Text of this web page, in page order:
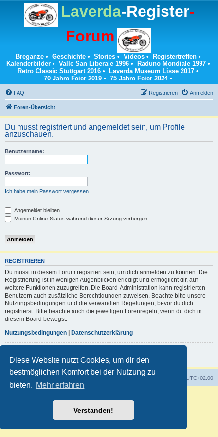
Diese Website nutzt Cookies, um dir den
bestmöglichen Komfort bei der Nutzung zu
bieten. Mehr erfahren
Verstanden!
Laverda-Register-
Forum
Breganze• Geschichte• Stories• Videos• Registertreffen•
Kalenderbilder• Valle San Liberale 1996• Raduno Mondiale 1997•
Retro Classic Stuttgart 2016 • Laverda Museum Lisse 2017 •
70 Jahre Feier 2019 • 75 Jahre Feier 2024•
FAQ Anmelden
Registrieren
Foren-Übersicht
Du musst registriert und angemeldet sein, um Profile
anzuschauen.
Benutzername:
Passwort:
Ich habe mein Passwort vergessen
Angemeldet bleiben
Meinen Online-Status während dieser Sitzung verbergen
REGISTRIEREN
Du musst in diesem Forum registriert sein, um dich anmelden zu können. Die
Registrierung ist in wenigen Augenblicken erledigt und ermöglicht dir, auf
weitere Funktionen zuzugreifen. Die Board-Administration kann registrierten
Benutzern auch zusätzliche Berechtigungen zuweisen. Beachte bitte unsere
Nutzungsbedingungen und die verwandten Regelungen, bevor du dich
registrierst. Bitte beachte auch die jeweiligen Forenregeln, wenn du dich in
diesem Board bewegst.
Nutzungsbedingungen
Datenschutzerklärung
UTC+02:00
Customized by